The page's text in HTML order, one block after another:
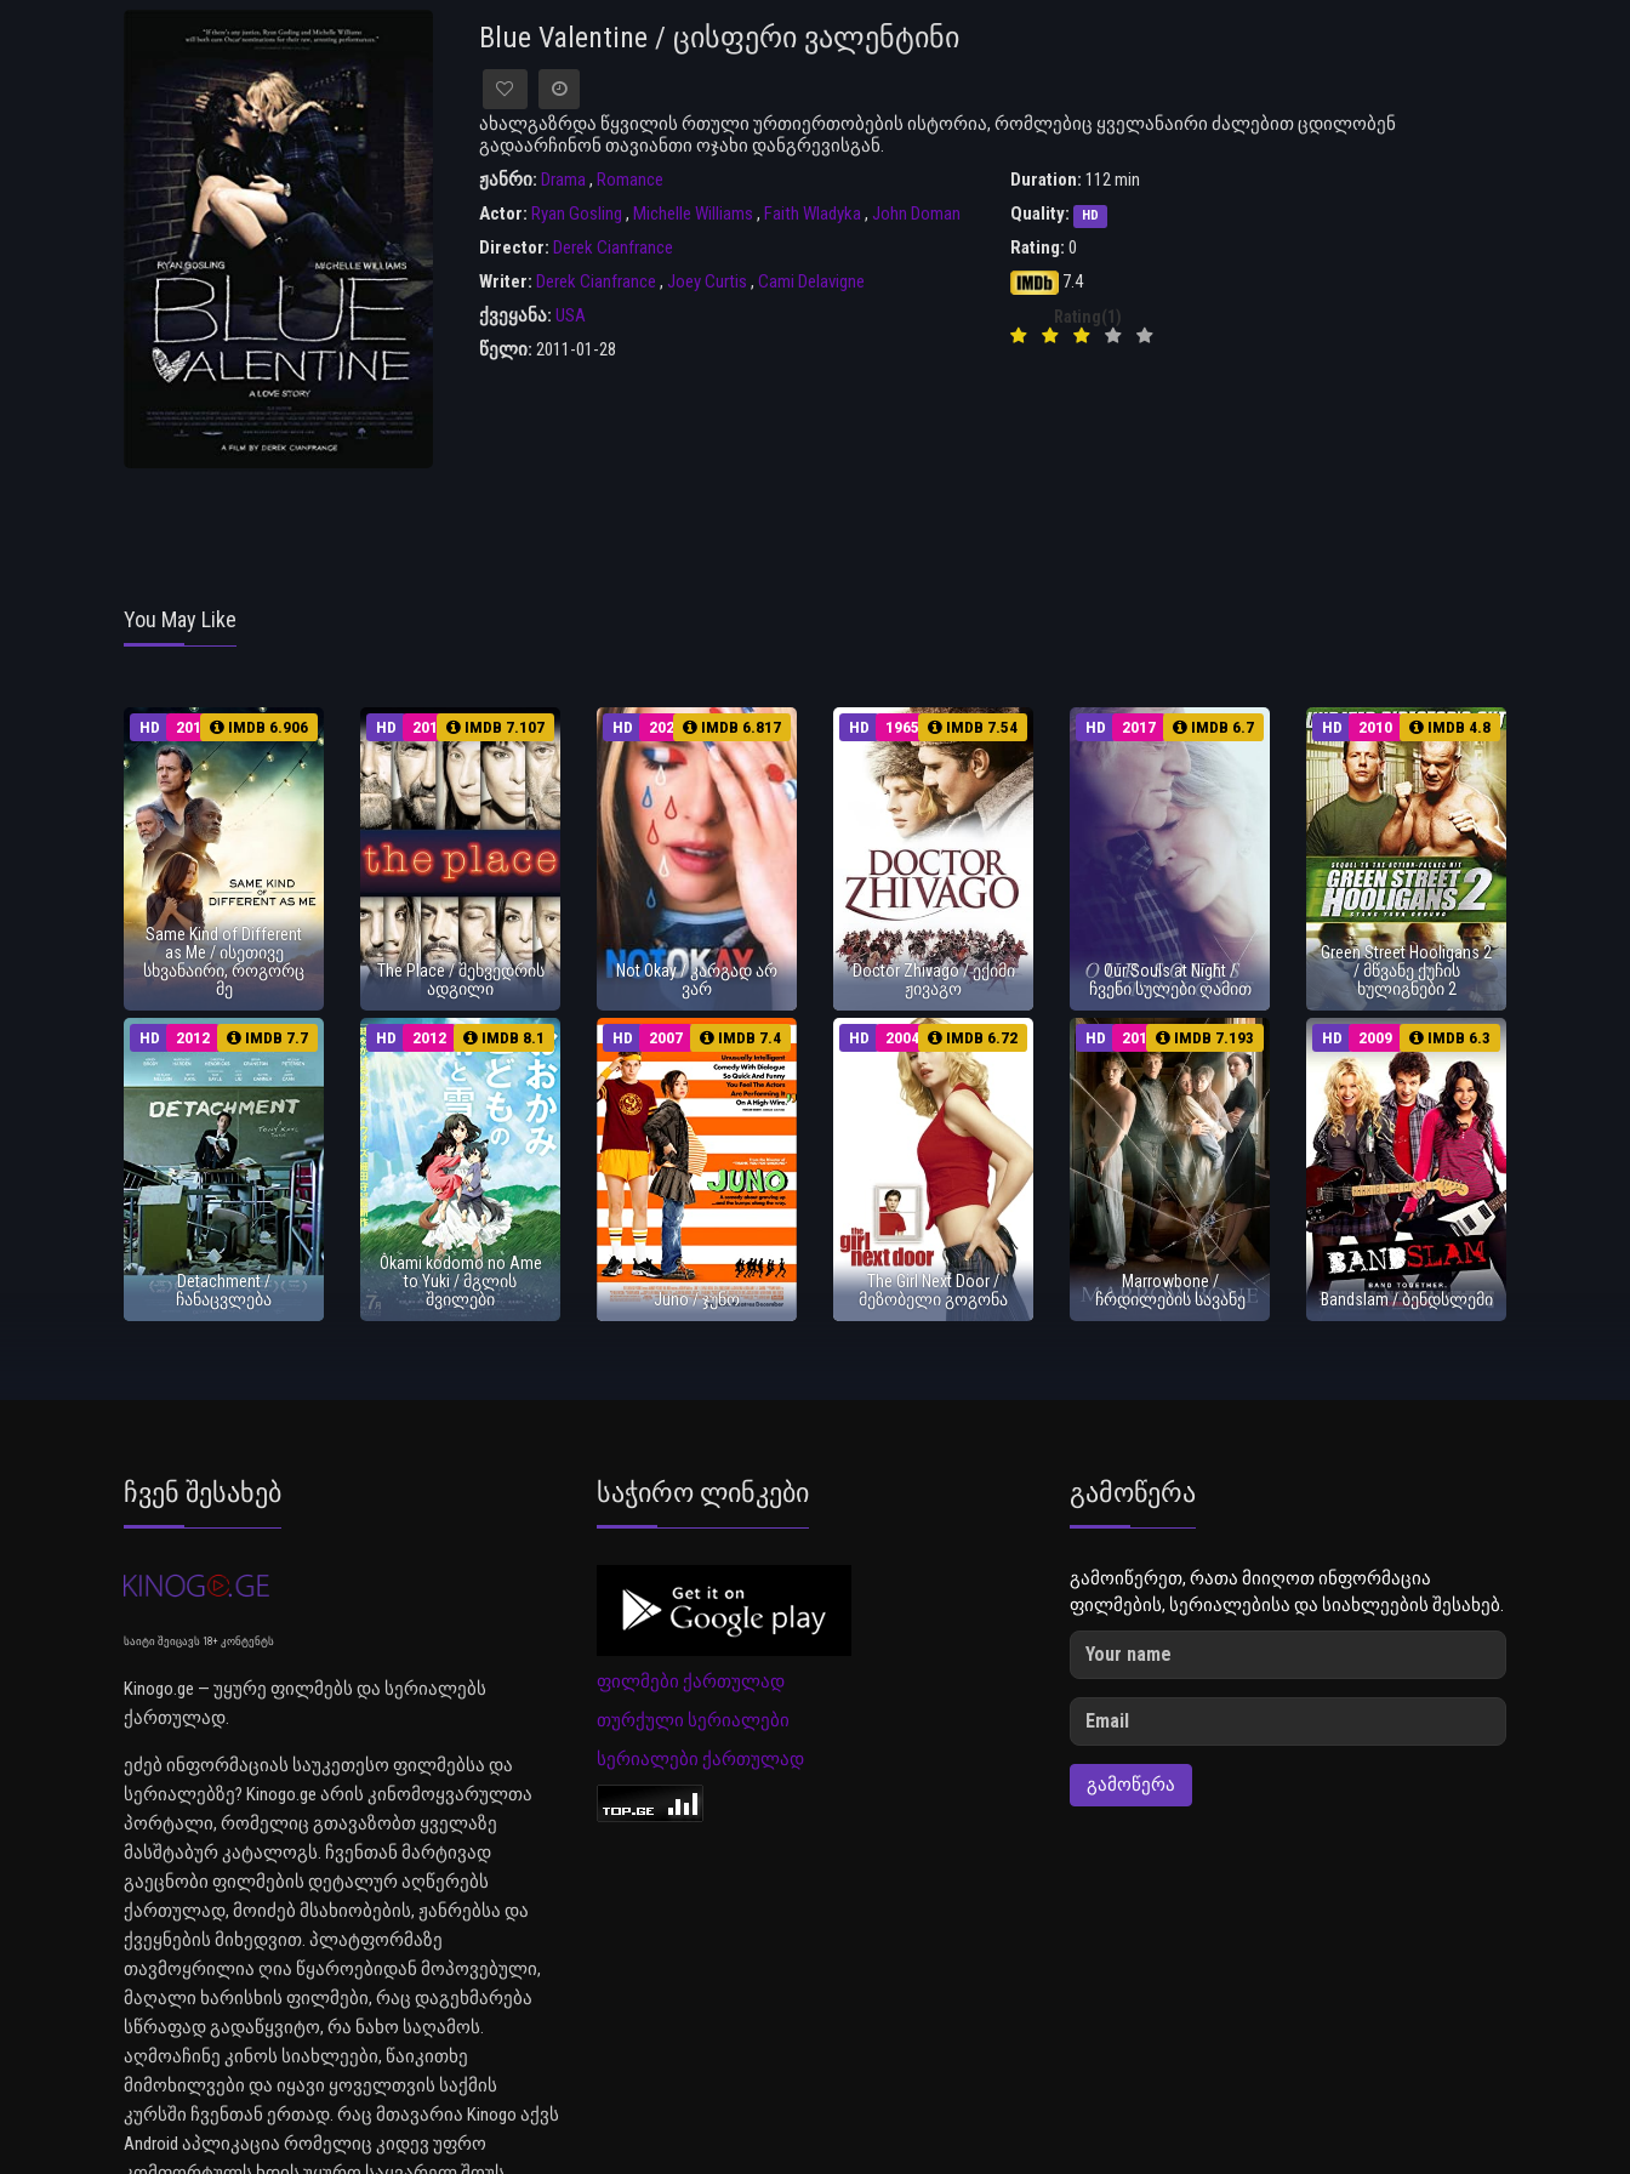
Blue Valentine / ცისფერი ვალენტინი
ახალგაზრდა წყვილის რთული ურთიერთობების ისტორია, რომლებიც ყველანაირი ძალებით ცდილობენ
გადაარჩინონ თავიანთი ოჯახი დანგრევისგან.
ჟანრი: Drama, Romance
Actor: Ryan Gosling , Michelle Williams , Faith Wladyka, John Doman
Director: Derek Cianfrance
Writer: Derek Cianfrance , Joey Curtis , Cami Delavigne
ქვეყანა: USA
წელი: 2011-01-28
Duration: 112 min
Quality:
HD
Rating: 0
7.4
Rating(1)
You May Like
HD 2017 IMDB 6.906
Same Kind of Different
as Me / ისეთივე
სხვანაირი, როგორც
მე
HD 2017 IMDB 7.107
The Place / შეხვედრის
ადგილი
HD 2022 IMDB 6.817
Not Okay / კარგად არ
ვარ
HD 1965 IMDB 7.54
Doctor Zhivago / ექიმი
ჟივაგო
HD 2017 IMDB 6.7
Our Souls at Night /
ჩვენი სულები ღამით
HD 2010 IMDB 4.8
Green Street Hooligans 2
/ მწვანე ქუჩის
ხულიგნები 2
HD 2012 IMDB 7.7
Detachment /
ჩანაცვლება
HD 2012 IMDB 8.1
Ôkami kodomo no Ame
to Yuki / მგლის
შვილები
HD 2007 IMDB 7.4
Juno / ჯუნო
HD 2004 IMDB 6.72
The Girl Next Door /
მეზობელი გოგონა
HD 2017 IMDB 7.193
Marrowbone /
ჩრდილების სავანე
HD 2009 IMDB 6.3
Bandslam / ბენდსლემი
Ჩვენ Შესახებ
საიტი შეიცავს 18+ კონტენტს
Kinogo.ge — უყურე ფილმებს და სერიალებს
ქართულად.
ეძებ ინფორმაციას საუკეთესო ფილმებსა და
სერიალებზე? Kinogo.ge არის კინომოყვარულთა
პორტალი, რომელიც გთავაზობთ ყველაზე
მასშტაბურ კატალოგს. ჩვენთან მარტივად
გაეცნობი ფილმების დეტალურ აღწერებს
ქართულად, მოიძებ მსახიობების, ჟანრებსა და
ქვეყნების მიხედვით. პლატფორმაზე
თავმოყრილია ღია წყაროებიდან მოპოვებული,
მაღალი ხარისხის ფილმები, რაც დაგეხმარება
სწრაფად გადაწყვიტო, რა ნახო საღამოს.
აღმოაჩინე კინოს სიახლეები, წაიკითხე
მიმოხილვები და იყავი ყოველთვის საქმის
კურსში ჩვენთან ერთად. რაც მთავარია Kinogo აქვს
Android აპლიკაცია რომელიც კიდევ უფრო
Საჭირო Ლინკები
ფილმები ქართულად
თურქული სერიალები
სერიალები ქართულად
Გამოწერა
გამოიწერეთ, რათა მიიღოთ ინფორმაცია
ფილმების, სერიალებისა და სიახლეების შესახებ.
ᲒᲐᲛᲝᲬᲔᲠᲐ